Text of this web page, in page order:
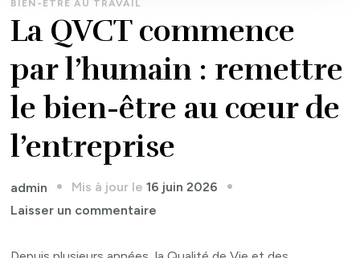
BIEN-ÊTRE AU TRAVAIL
La QVCT commence
par l’humain : remettre
le bien-être au cœur de
l’entreprise
admin Mis à jour le16 juin 2026
Laisser un commentaire
QVCT